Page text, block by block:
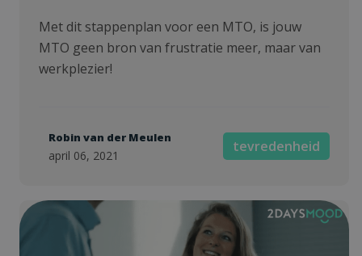
Met dit stappenplan voor een MTO, is jouw
MTO geen bron van frustratie meer, maar van
werkplezier!
Robin van der Meulen
april 06, 2021
tevredenheid